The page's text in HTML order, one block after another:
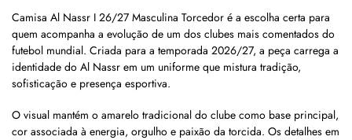
Camisa Al Nassr I 26/27 Masculina Torcedor é a escolha certa para
quem acompanha a evolução de um dos clubes mais comentados do
futebol mundial. Criada para a temporada 2026/27, a peça carrega a
identidade do Al Nassr em um uniforme que mistura tradição,
sofisticação e presença esportiva.
O visual mantém o amarelo tradicional do clube como base principal,
cor associada à energia, orgulho e paixão da torcida. Os detalhes em